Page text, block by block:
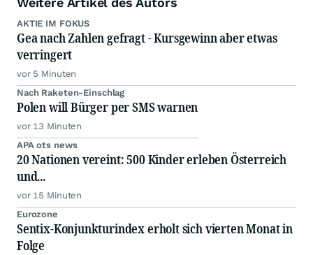
AKTIE IM FOKUS
Gea nach Zahlen gefragt - Kursgewinn aber etwas
verringert
vor 5 Minuten
Nach Raketen-Einschlag
Polen will Bürger per SMS warnen
vor 13 Minuten
APA ots news
20 Nationen vereint: 500 Kinder erleben Österreich
und...
vor 15 Minuten
Eurozone
Sentix-Konjunkturindex erholt sich vierten Monat in
Folge